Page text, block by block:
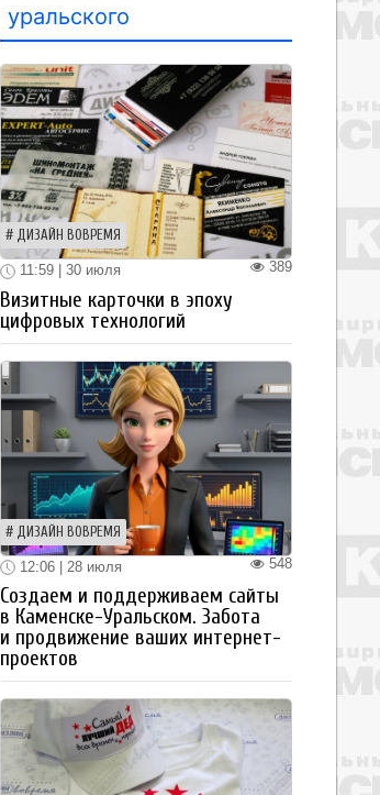
уральского
ДИЗАЙН ВОВРЕМЯ
389
11:59 | 30 июля
Визитные карточки в эпоху
цифровых технологий
ДИЗАЙН ВОВРЕМЯ
548
12:06 | 28 июля
Создаем и поддерживаем сайты
в Каменске-Уральском. Забота
и продвижение ваших интернет-
проектов